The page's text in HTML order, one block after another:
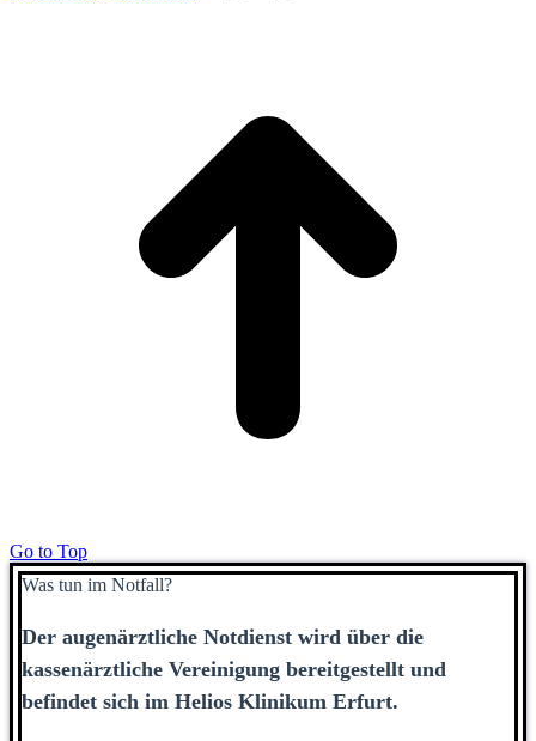
Go to Top
Was tun im Notfall?
Der augenärztliche Notdienst wird über die
kassenärztliche Vereinigung bereitgestellt und
befindet sich im Helios Klinikum Erfurt.